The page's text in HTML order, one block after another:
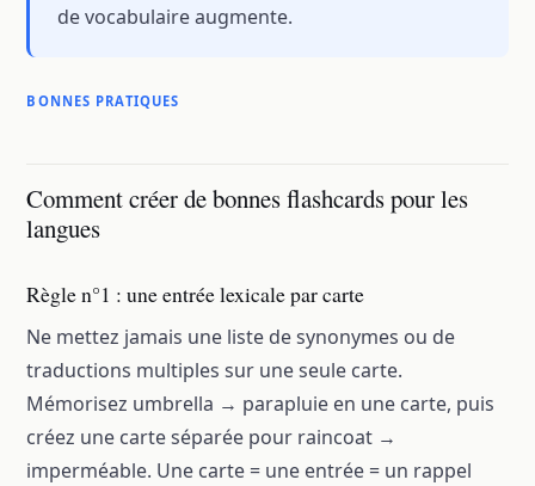
de vocabulaire augmente.
BONNES PRATIQUES
Comment créer de bonnes flashcards pour les
langues
Règle n°1 : une entrée lexicale par carte
Ne mettez jamais une liste de synonymes ou de
traductions multiples sur une seule carte.
Mémorisez umbrella → parapluie en une carte, puis
créez une carte séparée pour raincoat →
imperméable. Une carte = une entrée = un rappel